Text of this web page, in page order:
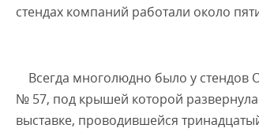
стендах компаний работали около
Всегда многолюдно было у
№ 57, под крышей которой
выставке, проводившейся